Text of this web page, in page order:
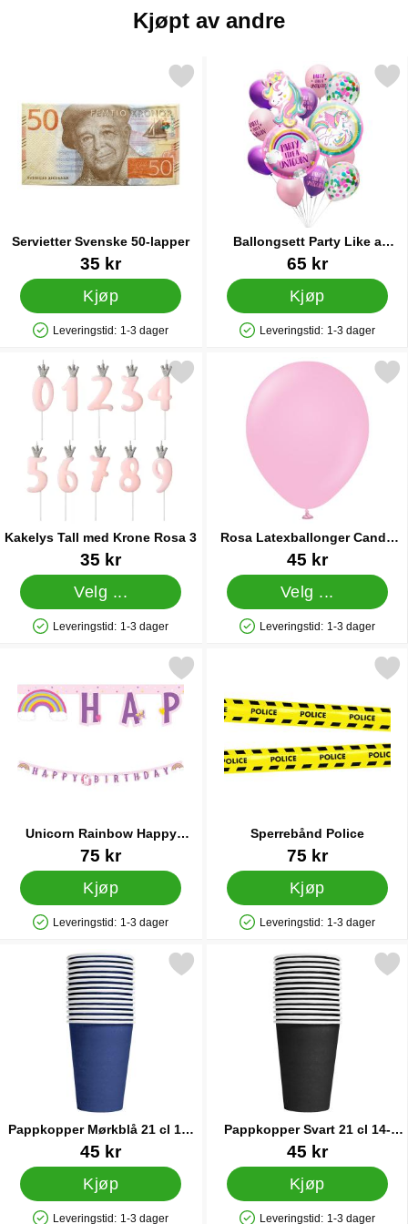
Kjøpt av andre
Servietter Svenske 50-lapper
Varenummer 40635
35 kr
Kjøp
Produkttilgjengelighet: På lager
Leveringstid: 1-3 dager
Merk servietter Svenske 50-lapper som favoritt
Ballongsett Party Like a
Unicorn
Varenummer 83357
65 kr
Kjøp
Produkttilgjengelighet: På lager
Leveringstid: 1-3 dager
Merk ballongsett Party
Kakelys Tall med Krone Rosa 3
Varenummer 36600
35 kr
Velg ...
Produkttilgjengelighet: På lager
Leveringstid: 1-3 dager
Merk kakelys Tall med Krone Rosa 3 som favoritt
Rosa Latexballonger Candy
Pink
Varenummer 38407
45 kr
Velg ...
Produkttilgjengelighet: På lager
Leveringstid: 1-3 dager
Merk rosa Latexballonger
Unicorn Rainbow Happy
Birthday Girlander
Varenummer 42203
75 kr
Kjøp
Produkttilgjengelighet: På lager
Leveringstid: 1-3 dager
unicorn Rainbow Happy Birthday Girlander som favoritt
Sperrebånd Police
Varenummer 32454
75 kr
Kjøp
Produkttilgjengelighet: På lager
Leveringstid: 1-3 dager
Merk sperrebånd
Pappkopper Mørkblå 21 cl 14-
pakning
Varenummer 83138
45 kr
Kjøp
Leveringstid: 1-3 dager
Merk pappkopper Mørkblå 21 cl 14-pakning som favoritt
Pappkopper Svart 21 cl 14-
pakning
Varenummer 83137
45 kr
Kjøp
Leveringstid: 1-3 dager
Merk pappkopper Svart 21